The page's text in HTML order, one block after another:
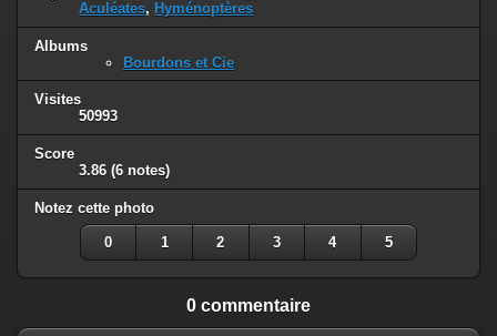
Aculéates, Hyménoptères
Albums
Bourdons et Cie
Visites
50993
Score
3.86 (6 notes)
Notez cette photo
0 1 2 3 4 5
0 commentaire